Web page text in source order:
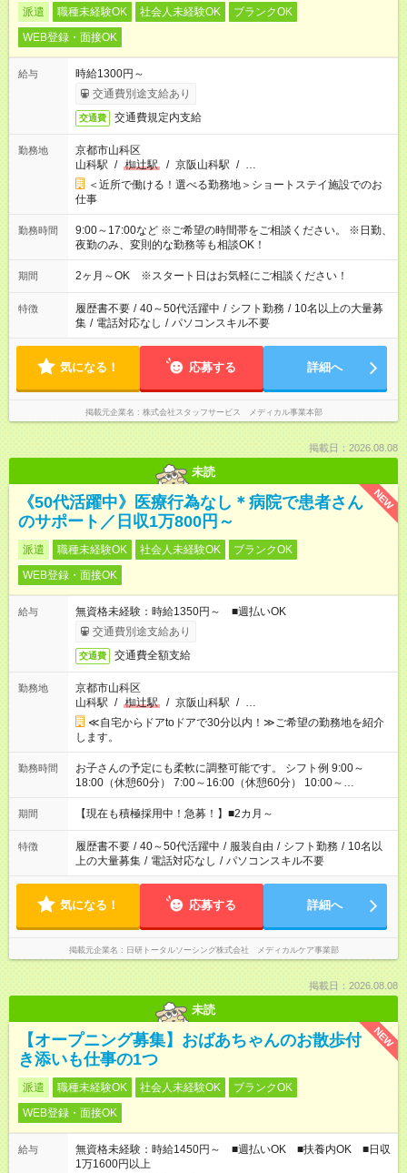
派遣 職種未経験OK 社会人未経験OK
ブランクOK
WEB登録・面接OK
給与
時給1300円～
交通費別途支給あり
交通費 交通費規定内支給
勤務地
京都市山科区
山科駅 / 椥辻駅 / 京阪山科駅 / …
＜近所で働ける！選べる勤務地＞ショートステイ施設でのお
仕事
勤務時間
9:00～17:00など ※ご希望の時間帯をご相談ください。 ※日勤、
夜勤のみ、変則的な勤務等も相談OK！
期間 2ヶ月～OK ※スタート日はお気軽にご相談ください！
特徴 履歴書不要 / 40～50代活躍中 / シフト勤務 / 10名以上の大量募
集 / 電話対応なし / パソコンスキル不要
気になる！ 応募する 詳細へ
掲載元企業名 株式会社スタッフサービス メディカル事業本部
掲載日：2026.08.08
未読
NEW
《50代活躍中》医療行為なし＊病院で患者さん
のサポート／日収1万800円～
派遣 職種未経験OK 社会人未経験OK
ブランクOK
WEB登録・面接OK
給与
無資格未経験：時給1350円～ ■週払いOK
交通費別途支給あり
交通費 交通費全額支給
勤務地
京都市山科区
山科駅 / 椥辻駅 / 京阪山科駅 / …
≪自宅からドアtoドアで30分以内！≫ご希望の勤務地を紹介
します。
勤務時間
お子さんの予定にも柔軟に調整可能です。 シフト例 9:00～
18:00（休憩60分） 7:00～16:00（休憩60分） 10:00～
19:00（休憩60分） ※Wワーク希望の方へ 今ご覧のお仕事で希
望する勤務時間と、もう1つのお仕事の勤務時間の合計が 週40
期間 【現在も積極採用中！急募！】■2カ月～
特徴 履歴書不要 / 40～50代活躍中 / 服装自由 / シフト勤務 / 10名以
上の大量募集 / 電話対応なし / パソコンスキル不要
気になる！ 応募する 詳細へ
掲載元企業名 日研トータルソーシング株式会社 メディカルケア事業部
掲載日：2026.08.08
未読
NEW
【オープニング募集】おばあちゃんのお散歩付
き添いも仕事の1つ
派遣 職種未経験OK 社会人未経験OK
ブランクOK
WEB登録・面接OK
給与
無資格未経験：時給1450円～ ■週払いOK ■扶養内OK ■日収
1万1600円以上